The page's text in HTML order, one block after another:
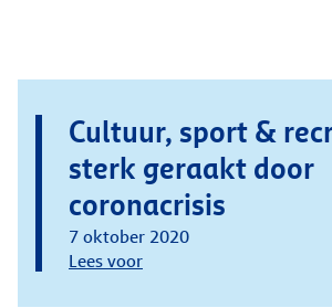
Cultuur, sport &
sterk geraakt door
coronacrisis
7 oktober 2020
Lees voor